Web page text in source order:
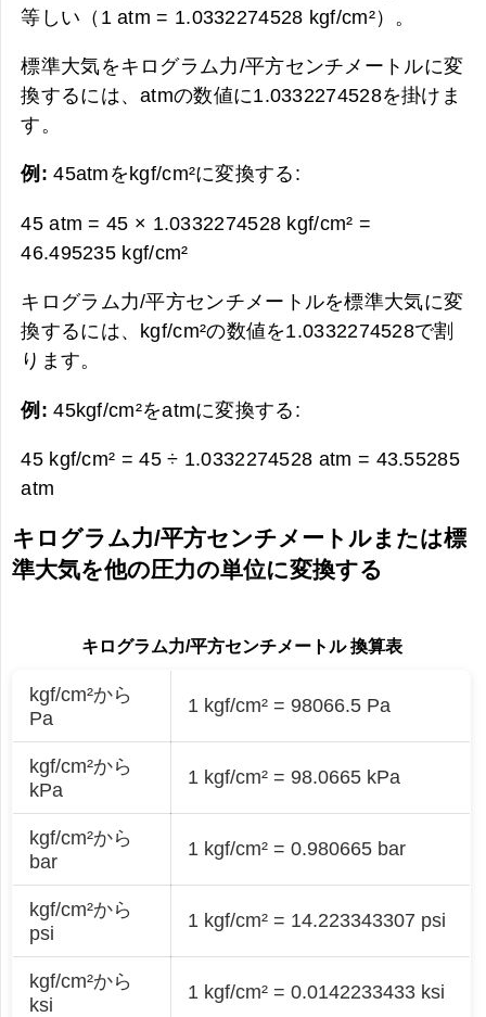
等しい（1 atm = 1.0332274528 kgf/cm²）。
標準大気をキログラム力/平方センチメートルに変
換するには、atmの数値に1.0332274528を掛けま
す。
例:45atmをkgf/cm²に変換する:
45 atm = 45 × 1.0332274528 kgf/cm² =
46.495235 kgf/cm²
キログラム力/平方センチメートルを標準大気に変
換するには、kgf/cm²の数値を1.0332274528で割
ります。
例:45kgf/cm²をatmに変換する:
45 kgf/cm² = 45 ÷ 1.0332274528 atm = 43.55285
atm
キログラム力/平方センチメートルまたは標
準大気を他の圧力の単位に変換する
キログラム力/平方センチメートル 換算表
kgf/cm²から
Pa
1 kgf/cm² = 98066.5 Pa
kgf/cm²から
kPa
1 kgf/cm² = 98.0665 kPa
kgf/cm²から
bar
1 kgf/cm² = 0.980665 bar
kgf/cm²から
psi
1 kgf/cm² = 14.223343307 psi
kgf/cm²から
ksi
1 kgf/cm² = 0.0142233433 ksi